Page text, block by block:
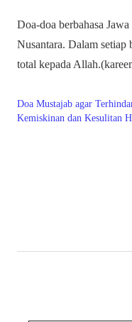
Doa-doa berbahasa
Nusantara. Dalam setiap
total kepada
Doa Mustajab agar
Kemiskinan dan Kesulitan
Ketikkan email Anda...